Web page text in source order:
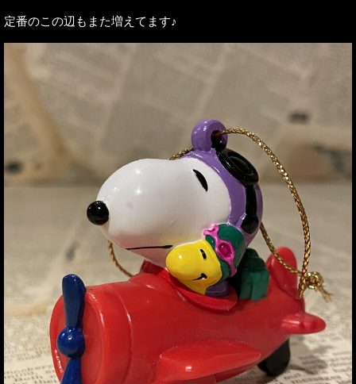
定番のこの辺もまた増えてます♪